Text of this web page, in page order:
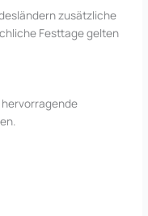
zusätzliche
Festtage gelten